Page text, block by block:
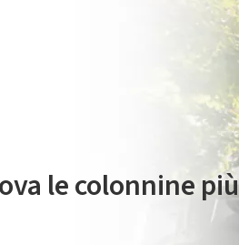
mobilità elettrica è gestito da
le colonnine